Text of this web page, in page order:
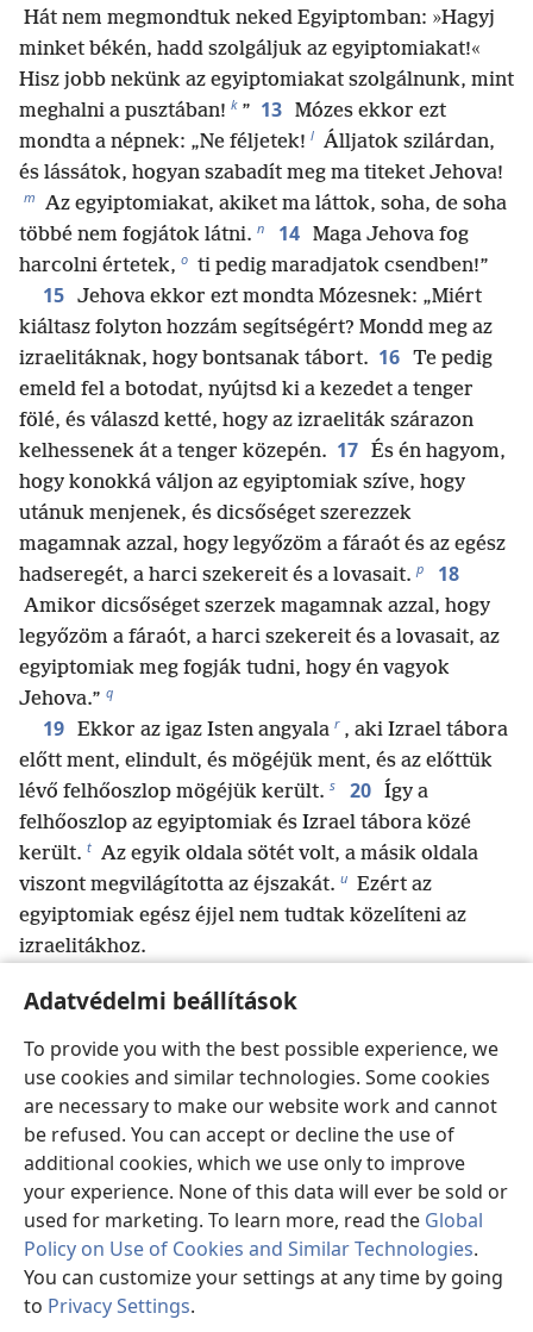
Adatvédelmi beállítások
To provide you with the best possible experience, we
use cookies and similar technologies. Some cookies
are necessary to make our website work and cannot
be refused. You can accept or decline the use of
additional cookies, which we use only to improve
your experience. None of this data will ever be sold or
used for marketing. To learn more, read the Global
Policy on Use of Cookies and Similar Technologies.
You can customize your settings at any time by going
to Privacy Settings.
Hát nem megmondtuk neked Egyiptomban: »Hagyj
minket békén, hadd szolgáljuk az egyiptomiakat!«
Hisz jobb nekünk az egyiptomiakat szolgálnunk, mint
meghalni a pusztában! k ” 13 Mózes ekkor ezt
mondta a népnek: „Ne féljetek! l Álljatok szilárdan,
és lássátok, hogyan szabadít meg ma titeket Jehova!
m Az egyiptomiakat, akiket ma láttok, soha, de soha
többé nem fogjátok látni. n 14 Maga Jehova fog
harcolni értetek, o ti pedig maradjatok csendben!”
15 Jehova ekkor ezt mondta Mózesnek: „Miért
kiáltasz folyton hozzám segítségért? Mondd meg az
izraelitáknak, hogy bontsanak tábort. 16 Te pedig
emeld fel a botodat, nyújtsd ki a kezedet a tenger
fölé, és válaszd ketté, hogy az izraeliták szárazon
kelhessenek át a tenger közepén. 17 És én hagyom,
hogy konokká váljon az egyiptomiak szíve, hogy
utánuk menjenek, és dicsőséget szerezzek
magamnak azzal, hogy legyőzöm a fáraót és az egész
hadseregét, a harci szekereit és a lovasait. p 18
Amikor dicsőséget szerzek magamnak azzal, hogy
legyőzöm a fáraót, a harci szekereit és a lovasait, az
egyiptomiak meg fogják tudni, hogy én vagyok
Jehova.” q
19 Ekkor az igaz Isten angyala r , aki Izrael tábora
előtt ment, elindult, és mögéjük ment, és az előttük
lévő felhőoszlop mögéjük került. s 20 Így a
felhőoszlop az egyiptomiak és Izrael tábora közé
került. t Az egyik oldala sötét volt, a másik oldala
viszont megvilágította az éjszakát. u Ezért az
egyiptomiak egész éjjel nem tudtak közelíteni az
izraelitákhoz.
v Jehova pedig előidézte, hogy egész éjjel erős keleti
szél fújja a tengert. A víz lassan kettévált,
a
tengerfenék pedig száraz lett.
22 Az izraeliták így
szárazon keltek át a tenger közepén,
a víz pedig
falként állt a jobb és bal kezük felől.
23 Az
egyiptomiak ekkor üldözőbe vették őket, és a fáraó
valamennyi lova, harci szekere és lovasa utánuk
eredt a tenger közepébe. a 24 A hajnali őrszolgálat
* idején Jehova a tűz- és felhőoszlopból b
rátekintett az egyiptomiak táborára, és összezavarta
azt. 25 Leszedte a kerekeket az egyiptomiak